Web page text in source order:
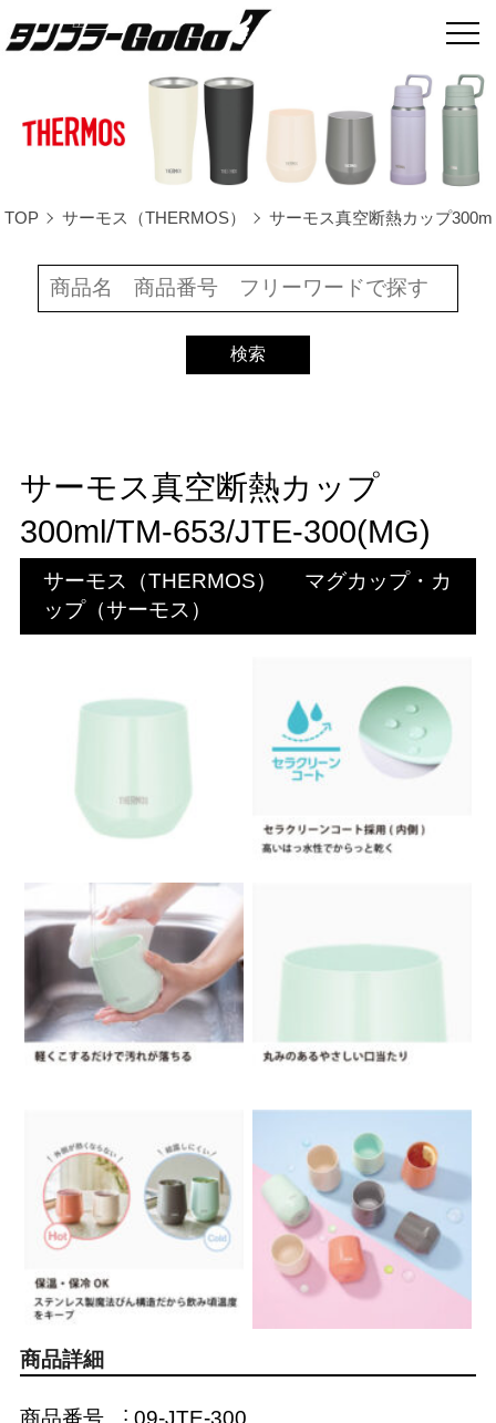
TOP サーモス（THERMOS） サーモス真空断熱カップ
サーモス真空断熱カップ
300ml/TM-653/JTE-300(MG)
サーモス（THERMOS）
マグカップ・カ
ップ（サーモス）
商品詳細
商品番号
09-JTE-300